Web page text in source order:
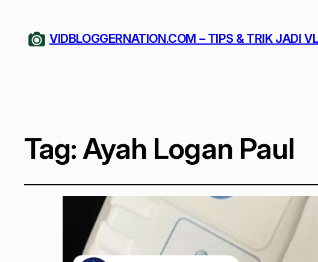
VIDBLOGGERNATION.COM – TIPS & TRIK JADI
Tag:Ayah Logan Paul